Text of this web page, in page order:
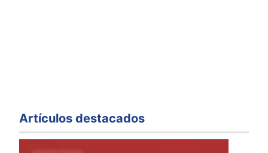
Artículos destacados